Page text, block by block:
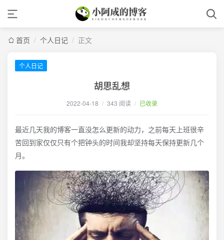
首页 / 个人日记 / 正文
个人日记
胡思乱想
2022-04-18 / 343 阅读 / 已收录
最近几天我的博客一直没怎么更新的动力，之前每天上班很辛
苦回到家仅仅只有个把钟头的时间我却坚持每天保持更新几个
月。